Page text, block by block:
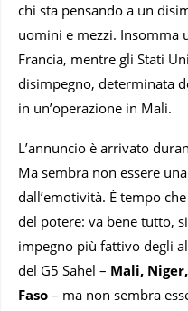
chi sta pensando a un
uomini e mezzi. Insomma
Francia, mentre gli Stati
disimpegno, determinata
in un’operazione in Mali.
L’annuncio è arrivato
Ma sembra non essere
dall’emotività. È tempo
del potere: va bene tutto,
impegno più fattivo degli
del G5 Sahel – Mali,
Faso – ma non sembra